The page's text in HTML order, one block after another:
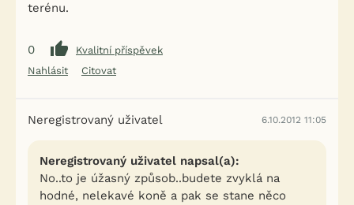
terénu.
0
Kvalitní příspěvek
Nahlásit
Citovat
Neregistrovaný uživatel 6.10.2012 11:05
Neregistrovaný uživatel napsal(a):
No..to je úžasný způsob..budete zvyklá na
hodné, nelekavé koně a pak se stane něco